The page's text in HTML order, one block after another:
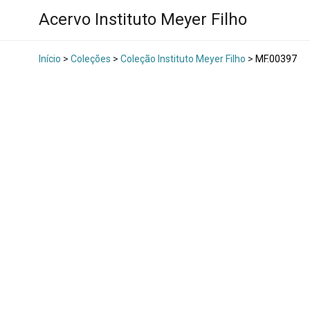
Acervo Instituto Meyer Filho
Início > Coleções > Coleção Instituto Meyer Filho > MF.00397